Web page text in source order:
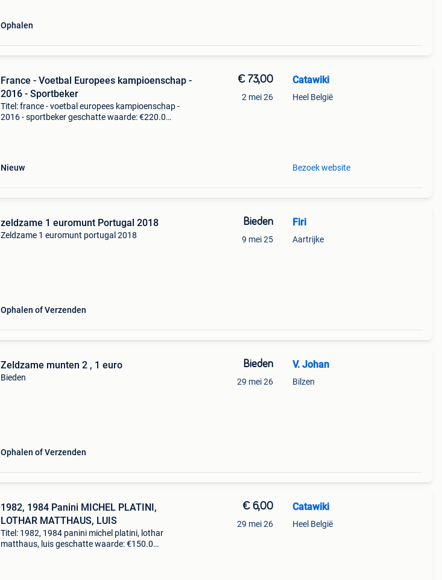
Ophalen
France - Voetbal Europees kampioenschap -
2016 - Sportbeker
Titel: france - voetbal europees kampioenschap -
2016 - sportbeker geschatte waarde: €220.0
Nieuw
€ 73,00
2 mei 26
Catawiki
Heel België
Bezoek website
zeldzame 1 euromunt Portugal 2018
Zeldzame 1 euromunt portugal 2018
Ophalen of Verzenden
Bieden
9 mei 25
Firi
Aartrijke
Zeldzame munten 2 , 1 euro
Bieden
Ophalen of Verzenden
Bieden
29 mei 26
V. Johan
Bilzen
1982, 1984 Panini MICHEL PLATINI,
LOTHAR MATTHAUS, LUIS
Titel: 1982, 1984 panini michel platini, lothar
matthaus, luis geschatte waarde: €150.0
€ 6,00
29 mei 26
Catawiki
Heel België